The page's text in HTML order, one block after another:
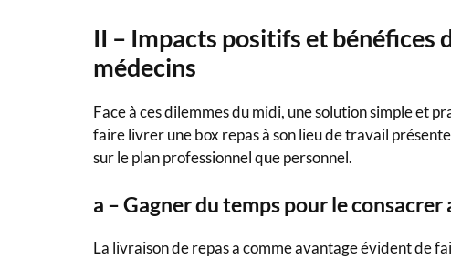
II – Impacts positifs et bénéfices
médecins
Face à ces dilemmes du midi, une solution simple et
faire livrer une box repas à son lieu de travail
sur le plan professionnel que personnel.
a – Gagner du temps pour le
La livraison de repas a comme avantage évident de